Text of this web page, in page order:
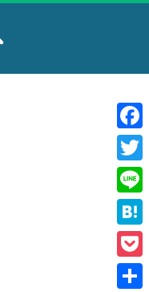
F
a
c
e
b
o
o
k
T
w
i
t
t
e
r
L
n
e
H
a
t
e
P